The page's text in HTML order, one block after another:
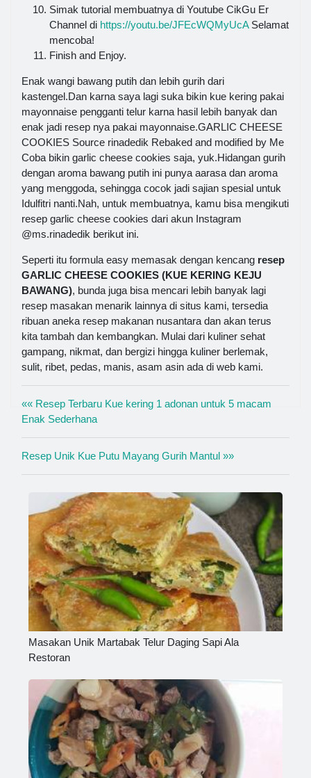
Simak tutorial membuatnya di Youtube CikGu Er
Channel di https://youtu.be/JFEcWQMyUcASelamat
mencoba!
Finish and Enjoy.
Enak wangi bawang putih dan lebih gurih dari
kastengel.Dan karna saya lagi suka bikin kue kering pakai
mayonnaise pengganti telur karna hasil lebih banyak dan
enak jadi resep nya pakai mayonnaise.GARLIC CHEESE
COOKIES Source rinadedik Rebaked and modified by Me
Coba bikin garlic cheese cookies saja, yuk.Hidangan gurih
dengan aroma bawang putih ini punya aarasa dan aroma
yang menggoda, sehingga cocok jadi sajian spesial untuk
Idulfitri nanti.Nah, untuk membuatnya, kamu bisa mengikuti
resep garlic cheese cookies dari akun Instagram
@ms.rinadedik berikut ini.
Seperti itu formula easy memasak dengan kencang resep
GARLIC CHEESE COOKIES (KUE KERING KEJU
BAWANG), bunda juga bisa mencari lebih banyak lagi
resep masakan menarik lainnya di situs kami, tersedia
ribuan aneka resep makanan nusantara dan akan terus
kita tambah dan kembangkan. Mulai dari kuliner sehat
gampang, nikmat, dan bergizi hingga kuliner berlemak,
sulit, ribet, pedas, manis, asam asin ada di web kami.
«« Resep Terbaru Kue kering 1 adonan untuk 5 macam
Enak Sederhana
Resep Unik Kue Putu Mayang Gurih Mantul »»
Masakan Unik Martabak Telur Daging Sapi Ala
Restoran